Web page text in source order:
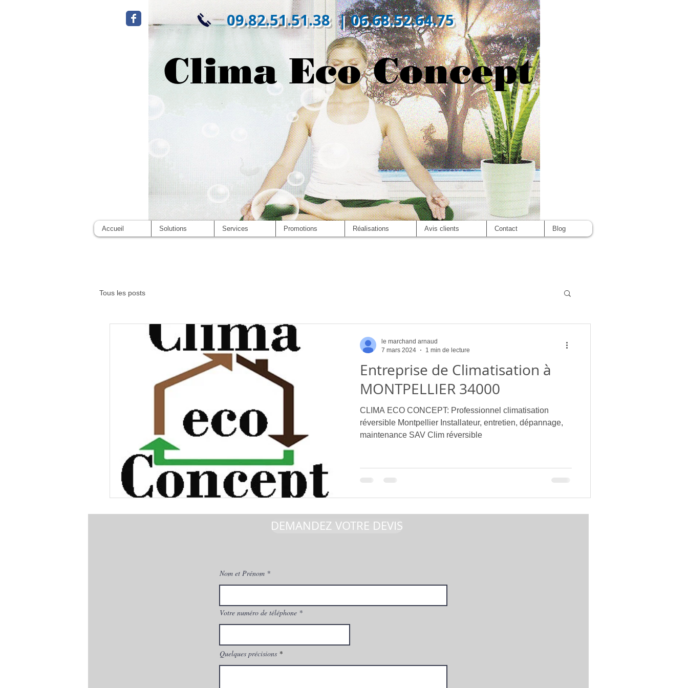
09.82.51.51.38 | 06.68.52.64.75
Clima Eco Concept
Accueil Solutions Services Promotions Réalisations Avis clients Contact Blog
Tous les posts
Entreprise de Climatisation à
MONTPELLIER 34000
CLIMA ECO CONCEPT: Professionnel climatisation
réversible Montpellier Installateur, entretien, dépannage,
maintenance SAV Clim réversible
le marchand arnaud
7 mars 2024
1 min de lecture
DEMANDEZ VOTRE DEVIS
Nom et Prénom
Votre numéro de téléphone
Quelques précisions